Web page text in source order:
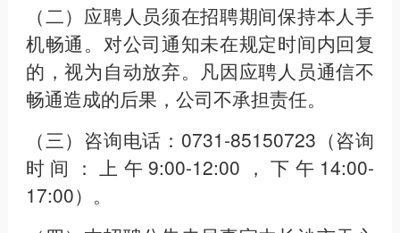
（二）应聘人员须在招聘期间保持本人手
机畅通。对公司通知未在规定时间内回复
的，视为自动放弃。凡因应聘人员通信不
畅通造成的后果，公司不承担责任。
（三）咨询电话：0731-85150723（咨询
时间：上午9:00-12:00，下午14:00-
17:00）。